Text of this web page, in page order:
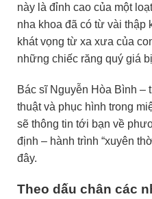
này là đỉnh cao của một
nha khoa đã có từ vài
khát vọng từ xa xưa của
những chiếc răng quý giá
Bác sĩ Nguyễn Hòa Bình –
thuật và phục hình trong
sẽ thông tin tới bạn về
định – hành trình “xuyên
đây.
Theo dấu chân các